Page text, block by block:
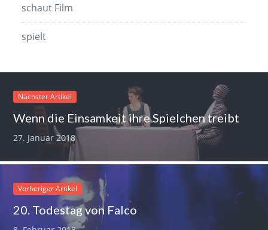
schaut Film
spielt
Nächster Artikel
Wenn die Einsamkeit ihre Spielchen treibt
27. Januar 2018
Vorheriger Artikel
20. Todestag von Falco